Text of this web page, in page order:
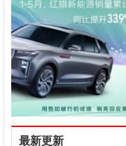
最新更新